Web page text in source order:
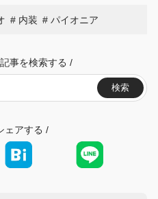
内装 パイオニア
事を検索する /
検索
ェアする /